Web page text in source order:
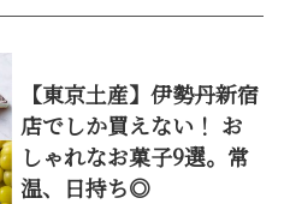
【東京土産】伊勢丹新宿
店でしか買えない！ お
しゃれなお菓子9選。常
温、日持ち◎